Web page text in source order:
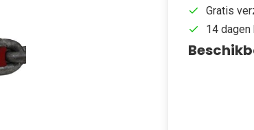
Gratis
14